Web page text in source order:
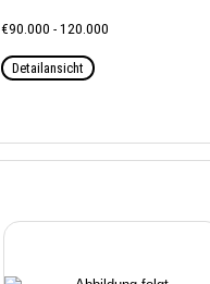
€90.000 - 120.000
Detailansicht